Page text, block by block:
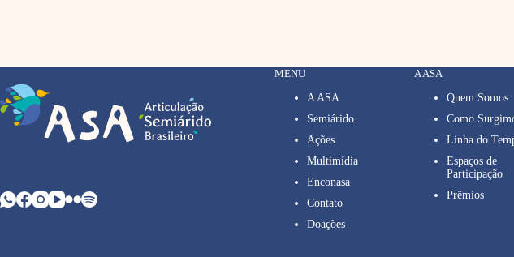
MENU
A ASA
Semiárido
Ações
Multimídia
Enconasa
Contato
Doações
A ASA
Quem Somos
Como
Linha do
Espaços de
Participação
Prêmios